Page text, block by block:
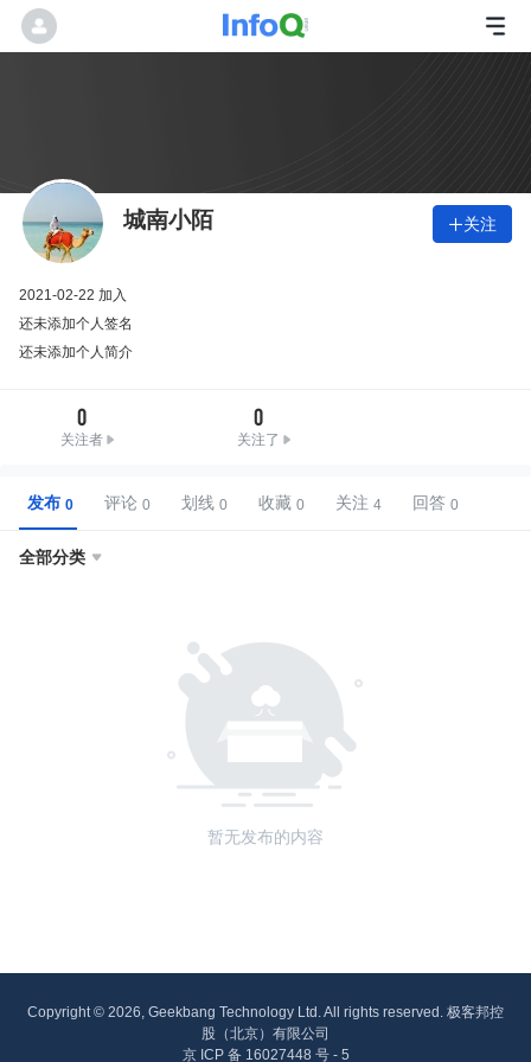
城南小陌 关注
2021-02-22 加入
还未添加个人签名
还未添加个人简介
0
关注者
0
关注了
发布 评论 划线 收藏 关注 回答
全部分类 
暂无发布的内容
Copyright © 2026, Geekbang Technology Ltd. All rights reserved. 极客邦控
股（北京）有限公司
京 ICP 备 16027448 号 - 5